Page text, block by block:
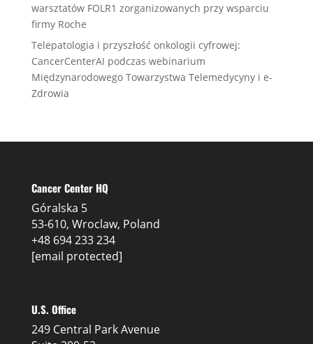
warsztatów FOLR1 zorganizowanych przy wsparciu
firmy Roche
Telepatologia i przyszłość onkologii cyfrowej:
CancerCenterAI podczas webinarium
Międzynarodowego Towarzystwa Telemedycyny i e-
Zdrowia
Cancer Center HQ
Góralska 5
53-610, Wroclaw, Poland
+48 694 233 234
[email protected]
U.S. Office
249 Central Park Avenue